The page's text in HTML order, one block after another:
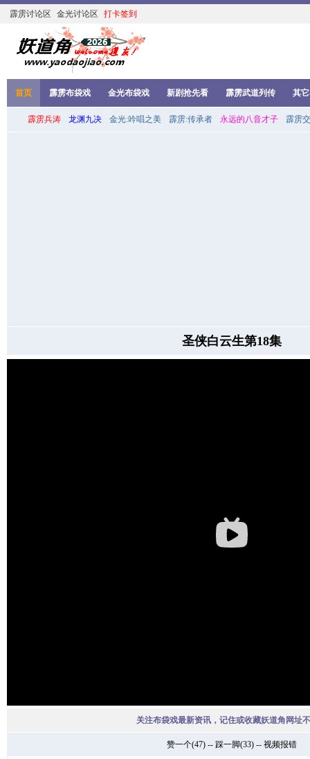
霹雳讨论区 金光讨论区 打卡签到
首页 霹雳布袋戏 金光布袋戏 新剧抢先看 霹雳武道列传 其
霹雳兵涛 龙渊九决 金光:吟唱之美 霹雳:传承者 永远的八音才子 霹雳
圣侠白云生第18集
关注布袋戏最新资讯，记住或收藏妖道角网址
赞一个(47) -- 踩一脚(33) -- 视频报错